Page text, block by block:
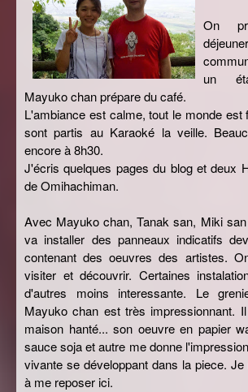
On
un
Mayuko chan prépare du café.
L'ambiance est calme, tout le monde est
sont partis au Karaoké la veille.
encore à 8h30.
J'écris quelques pages du blog et deux
de Omihachiman.
Avec Mayuko chan, Tanak san, Miki
va installer des panneaux indicatifs
contenant des oeuvres des artistes.
visiter et découvrir. Certaines
d'autres moins interessante. Le
Mayuko chan est très impressionnant.
maison hanté... son oeuvre en papier
sauce soja et autre me donne
vivante se développant dans la piece.
à me reposer ici.